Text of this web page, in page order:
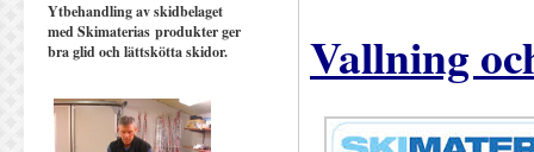
Ytbehandling av skidbelaget
med Skimaterias produkter ger
bra glid och lättskötta skidor.
Vallning